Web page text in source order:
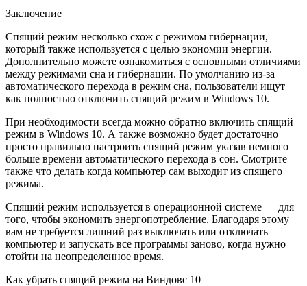
Заключение
Спящий режим несколько схож с режимом гибернации,
который также используется с целью экономии энергии.
Дополнительно можете ознакомиться с основными отличиями
между режимами сна и гибернации. По умолчанию из-за
автоматического перехода в режим сна, пользователи ищут
как полностью отключить спящий режим в Windows 10.
При необходимости всегда можно обратно включить спящий
режим в Windows 10. А также возможно будет достаточно
просто правильно настроить спящий режим указав немного
больше времени автоматического перехода в сон. Смотрите
также что делать когда компьютер сам выходит из спящего
режима.
Спящий режим используется в операционной системе — для
того, чтобы экономить энергопотребление. Благодаря этому
вам не требуется лишний раз выключать или отключать
компьютер и запускать все программы заново, когда нужно
отойти на неопределенное время.
Как убрать спящий режим на Виндовс 10